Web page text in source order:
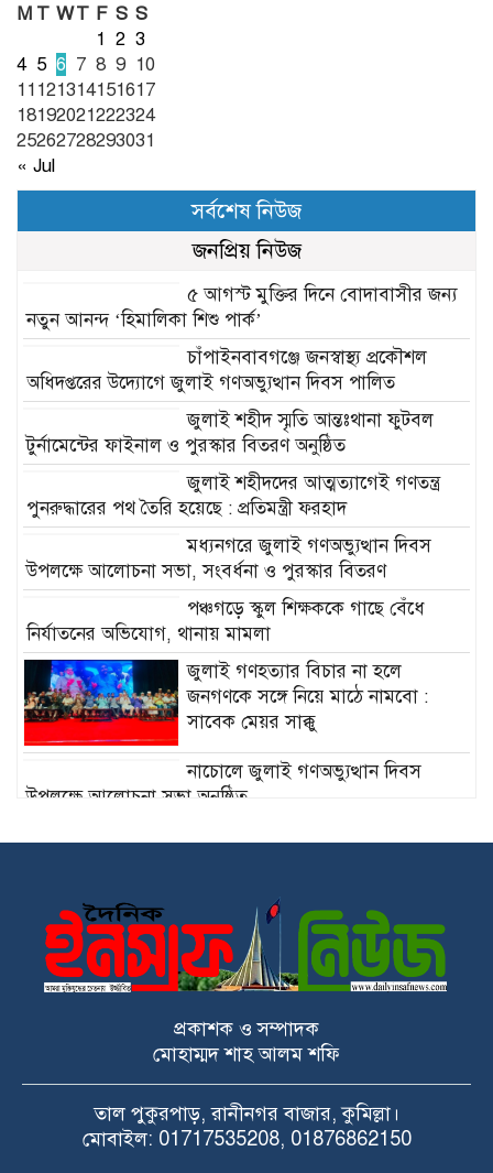
M T WT F S S
1 2 3
4 5 6 7 8 9 10
11121314151617
18192021222324
25262728293031
« Jul
সর্বশেষ নিউজ
জনপ্রিয় নিউজ
৫ আগস্ট মুক্তির দিনে বোদাবাসীর জন্য
নতুন আনন্দ ‘হিমালিকা শিশু পার্ক’
চাঁপাইনবাবগঞ্জে জনস্বাস্থ্য প্রকৌশল
অধিদপ্তরের উদ্যোগে জুলাই গণঅভ্যুত্থান দিবস পালিত
জুলাই শহীদ স্মৃতি আন্তঃথানা ফুটবল
টুর্নামেন্টের ফাইনাল ও পুরস্কার বিতরণ অনুষ্ঠিত
জুলাই শহীদদের আত্মত্যাগেই গণতন্ত্র
পুনরুদ্ধারের পথ তৈরি হয়েছে : প্রতিমন্ত্রী ফরহাদ
মধ্যনগরে জুলাই গণঅভ্যুত্থান দিবস
উপলক্ষে আলোচনা সভা, সংবর্ধনা ও পুরস্কার বিতরণ
পঞ্চগড়ে স্কুল শিক্ষককে গাছে বেঁধে
নির্যাতনের অভিযোগ, থানায় মামলা
জুলাই গণহত্যার বিচার না হলে
জনগণকে সঙ্গে নিয়ে মাঠে নামবো :
সাবেক মেয়র সাক্কু
নাচোলে জুলাই গণঅভ্যুত্থান দিবস
উপলক্ষে আলোচনা সভা অনুষ্ঠিত
গ্রামীণ শিক্ষার্থীদের স্বপ্ন পূরণে পানিসম্পদ
প্রতিমন্ত্রীর ২০ শিক্ষার্থীর মাঝে
বাইসাইকেল বিতরণ
প্রকাশক ও সম্পাদক
মোহাম্মদ শাহ আলম শফি
তাল পুকুরপাড়, রানীনগর বাজার, কুমিল্লা।
মোবাইল: 01717535208, 01876862150